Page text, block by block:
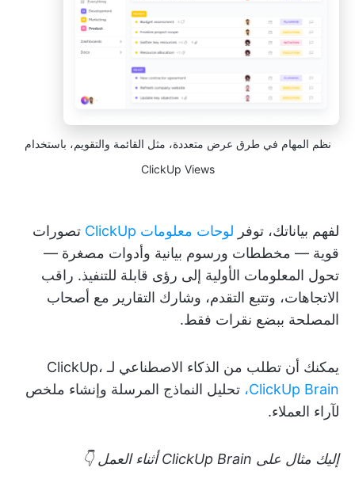
نظم المهام في طرق عرض متعددة، مثل القائمة والتقويم، باستخدام
ClickUp Views
لفهم بياناتك، توفر لوحات معلومات ClickUp
تصورات
قوية — مخططات ورسوم بيانية وأدوات مصغرة —
تحول المعلومات الأولية إلى رؤى قابلة للتنفيذ. راقب
الاتجاهات، وتتبع التقدم، وشارك التقارير مع أصحاب
المصلحة ببضع نقرات فقط.
يمكنك أن تطلب من الذكاء الاصطناعي لـ ClickUp،
ClickUp Brain، تحليل النماذج المرسلة وإنشاء ملخص
لآراء العملاء.
إليك مثال على ClickUp Brain أثناء العمل 👇